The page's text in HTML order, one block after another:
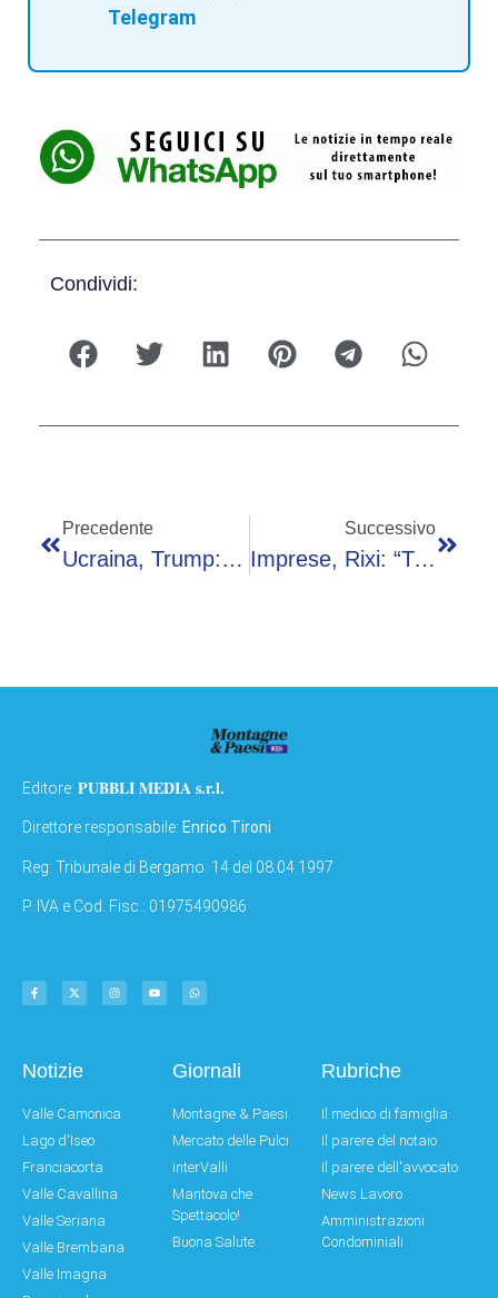
Telegram
Condividi:
Precedente
Ucraina, Trump: “Daremo A Kiev Licenza Per Produrre Missili Patriot”. Nuovi Attacchi Della Russia
Successivo
Imprese, Rixi: “Tra Paesi In Cui Investire C’è La Turchia”
Editore: PUBBLI MEDIA s.r.l.
Direttore responsabile: Enrico Tironi
Reg: Tribunale di Bergamo: 14 del 08.04.1997
P. IVA e Cod. Fisc.: 01975490986
Notizie
Valle Camonica
Lago d'Iseo
Franciacorta
Valle Cavallina
Valle Seriana
Valle Brembana
Valle Imagna
Giornali
Montagne & Paesi
Mercato delle Pulci
interValli
Mantova che
Spettacolo!
Buona Salute
Rubriche
Il medico di famiglia
Il parere del notaio
Il parere dell'avvocato
News Lavoro
Amministrazioni
Condominiali